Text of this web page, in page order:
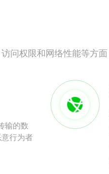
问权限和网络性能等方面
输的数
行为者